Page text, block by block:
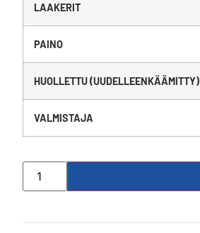
LAAKERIT
PAINO
HUOLLETTU (UUDELLEENKÄÄMITTY)
VALMISTAJA